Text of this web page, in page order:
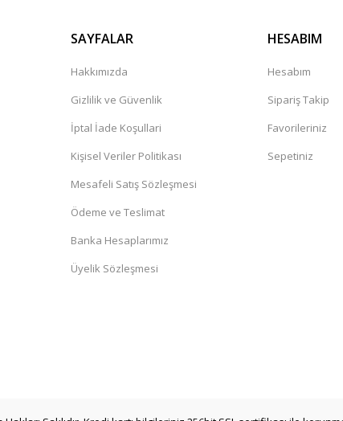
SAYFALAR
Hakkımızda
Gizlilik ve Güvenlik
İptal İade Koşullari
Kişisel Veriler Politikası
Mesafeli Satış Sözleşmesi
Ödeme ve Teslimat
Banka Hesaplarımız
Üyelik Sözleşmesi
HESABIM
Hesabım
Sipariş Takip
Favorileriniz
Sepetiniz